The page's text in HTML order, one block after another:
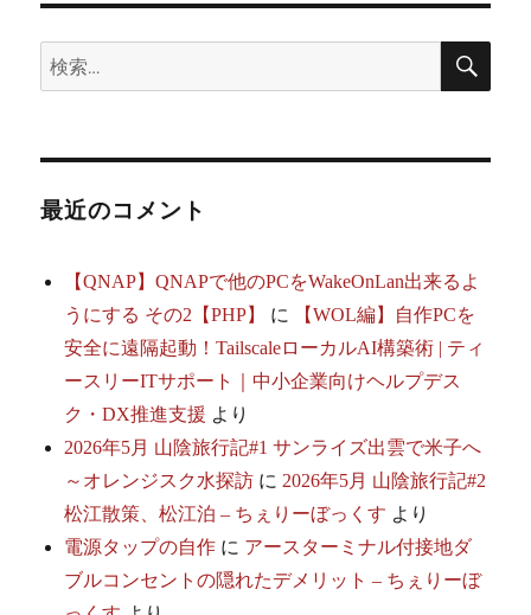
ゲ
ー
ョ
ン
検
索:
検
最近のコメント
【QNAP】QNAPで他のPCをWakeOnLan出来るよ
うにする その2【PHP】
に
【WOL編】自作PCを
安全に遠隔起動！TailscaleローカルAI構築術 | ティ
ースリーITサポート｜中小企業向けヘルプデス
ク・DX推進支援 より
2026年5月 山陰旅行記#1 サンライズ出雲で米子へ
～オレンジスク水探訪 に 2026年5月 山陰旅行記#2
松江散策、松江泊 – ちぇりーぼっくす より
電源タップの自作 に アースターミナル付接地ダ
ブルコンセントの隠れたデメリット – ちぇりーぼ